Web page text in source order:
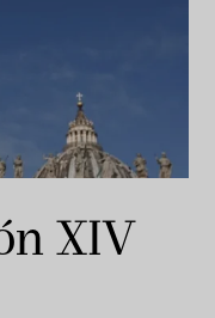
XIV